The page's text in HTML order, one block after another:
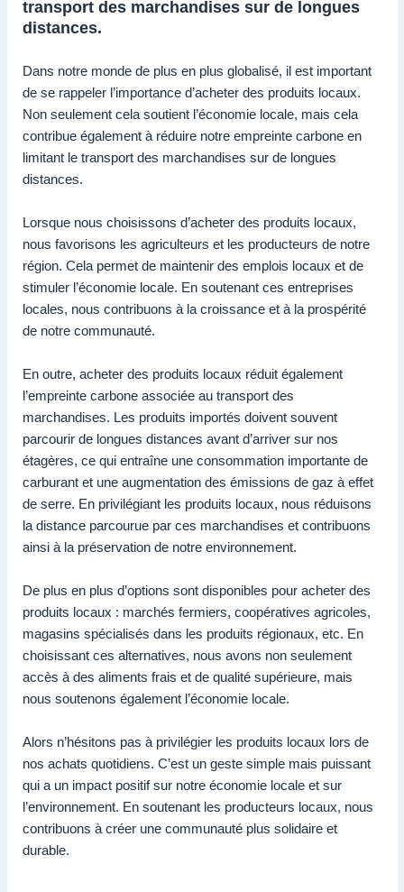
transport des marchandises sur de longues
distances.
Dans notre monde de plus en plus globalisé, il est important
de se rappeler l’importance d’acheter des produits locaux.
Non seulement cela soutient l’économie locale, mais cela
contribue également à réduire notre empreinte carbone en
limitant le transport des marchandises sur de longues
distances.
Lorsque nous choisissons d’acheter des produits locaux,
nous favorisons les agriculteurs et les producteurs de notre
région. Cela permet de maintenir des emplois locaux et de
stimuler l’économie locale. En soutenant ces entreprises
locales, nous contribuons à la croissance et à la prospérité
de notre communauté.
En outre, acheter des produits locaux réduit également
l’empreinte carbone associée au transport des
marchandises. Les produits importés doivent souvent
parcourir de longues distances avant d’arriver sur nos
étagères, ce qui entraîne une consommation importante de
carburant et une augmentation des émissions de gaz à effet
de serre. En privilégiant les produits locaux, nous réduisons
la distance parcourue par ces marchandises et contribuons
ainsi à la préservation de notre environnement.
De plus en plus d’options sont disponibles pour acheter des
produits locaux : marchés fermiers, coopératives agricoles,
magasins spécialisés dans les produits régionaux, etc. En
choisissant ces alternatives, nous avons non seulement
accès à des aliments frais et de qualité supérieure, mais
nous soutenons également l’économie locale.
Alors n’hésitons pas à privilégier les produits locaux lors de
nos achats quotidiens. C’est un geste simple mais puissant
qui a un impact positif sur notre économie locale et sur
l’environnement. En soutenant les producteurs locaux, nous
contribuons à créer une communauté plus solidaire et
durable.